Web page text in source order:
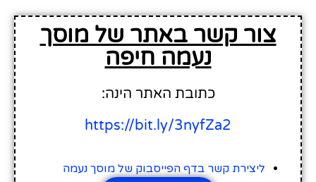
צור קשר באתר של מוסך
נעמה חיפה
כתובת האתר הינה:
https://bit.ly/3nyfZa2
ליצירת קשר בדף הפייסבוק של מוסך נעמה